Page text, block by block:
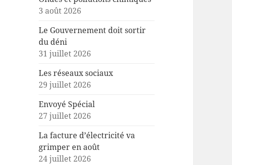
3 août 2026
Le Gouvernement doit sortir
du déni
31 juillet 2026
Les réseaux sociaux
29 juillet 2026
Envoyé Spécial
27 juillet 2026
La facture d’électricité va
grimper en août
24 juillet 2026